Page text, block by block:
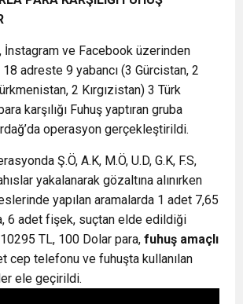
İnstagram ve Facebook üzerinden
adreste 9 yabancı (3 Gürcistan, 2
2 Kırgızistan) 3 Türk
karşılığı Fuhuş yaptıran gruba
operasyon gerçekleştirildi.
Ş.Ö, A.K, M.Ö, U.D, G.K, F.S,
yakalanarak gözaltına alınırken
yapılan aramalarda 1 adet 7,65
6 adet fişek, suçtan elde edildiği
TL, 100 Dolar para, fuhuş amaçlı
cep telefonu ve fuhuşta kullanılan
ele geçirildi.